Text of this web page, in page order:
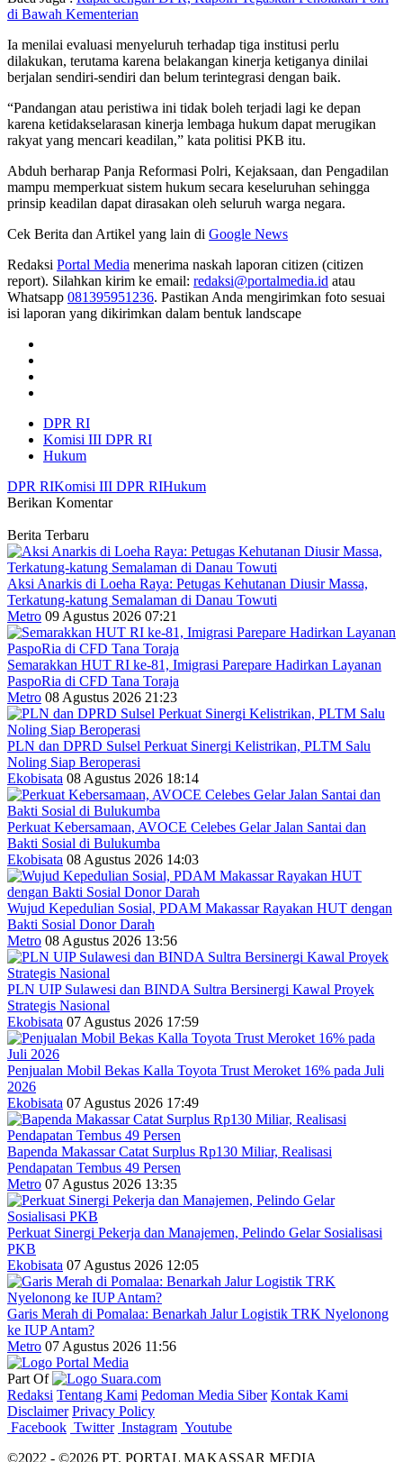
di Bawah Kementerian
Ia menilai evaluasi menyeluruh terhadap tiga institusi perlu
dilakukan, terutama karena belakangan kinerja ketiganya dinilai
berjalan sendiri-sendiri dan belum terintegrasi dengan baik.
“Pandangan atau peristiwa ini tidak boleh terjadi lagi ke depan
karena ketidakselarasan kinerja lembaga hukum dapat merugikan
rakyat yang mencari keadilan,” kata politisi PKB itu.
Abduh berharap Panja Reformasi Polri, Kejaksaan, dan Pengadilan
mampu memperkuat sistem hukum secara keseluruhan sehingga
prinsip keadilan dapat dirasakan oleh seluruh warga negara.
Cek Berita dan Artikel yang lain di Google News
Redaksi Portal Media menerima naskah laporan citizen (citizen
report). Silahkan kirim ke email: redaksi@portalmedia.id atau
Whatsapp 081395951236. Pastikan Anda mengirimkan foto sesuai
isi laporan yang dikirimkan dalam bentuk landscape
DPR RI
Komisi III DPR RI
Hukum
DPR RIKomisi III DPR RIHukum
Berikan Komentar
Berita Terbaru
Aksi Anarkis di Loeha Raya: Petugas Kehutanan Diusir Massa,
Terkatung-katung Semalaman di Danau Towuti
Metro 09 Agustus 2026 07:21
Semarakkan HUT RI ke-81, Imigrasi Parepare Hadirkan Layanan
PaspoRia di CFD Tana Toraja
Metro 08 Agustus 2026 21:23
PLN dan DPRD Sulsel Perkuat Sinergi Kelistrikan, PLTM Salu
Noling Siap Beroperasi
Ekobisata 08 Agustus 2026 18:14
Perkuat Kebersamaan, AVOCE Celebes Gelar Jalan Santai dan
Bakti Sosial di Bulukumba
Ekobisata 08 Agustus 2026 14:03
Wujud Kepedulian Sosial, PDAM Makassar Rayakan HUT dengan
Bakti Sosial Donor Darah
Metro 08 Agustus 2026 13:56
PLN UIP Sulawesi dan BINDA Sultra Bersinergi Kawal Proyek
Strategis Nasional
Ekobisata 07 Agustus 2026 17:59
Penjualan Mobil Bekas Kalla Toyota Trust Meroket 16% pada Juli
2026
Ekobisata 07 Agustus 2026 17:49
Bapenda Makassar Catat Surplus Rp130 Miliar, Realisasi
Pendapatan Tembus 49 Persen
Metro 07 Agustus 2026 13:35
Perkuat Sinergi Pekerja dan Manajemen, Pelindo Gelar Sosialisasi
PKB
Ekobisata 07 Agustus 2026 12:05
Garis Merah di Pomalaa: Benarkah Jalur Logistik TRK Nyelonong
ke IUP Antam?
Metro 07 Agustus 2026 11:56
Part Of
Redaksi Tentang Kami Pedoman Media Siber Kontak Kami
Disclaimer Privacy Policy
Facebook Twitter Instagram Youtube
©2022 - ©2026 PT. PORTAL MAKASSAR MEDIA